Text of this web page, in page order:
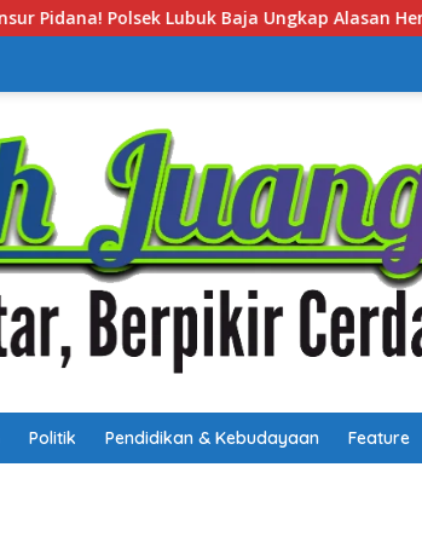
Hentikan Laporan Pengawasan Anak Tanpa
Politik Pendidikan & Kebudayaan Feature